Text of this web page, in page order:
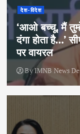
देश-विदेश
‘आओ बच्चू, मैं
दंगा होता है…’
पर वायरल
ByIMNB News